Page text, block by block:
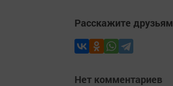
Расскажите друзьям
Нет комментариев